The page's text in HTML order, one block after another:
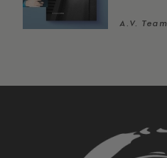
A.V. Team